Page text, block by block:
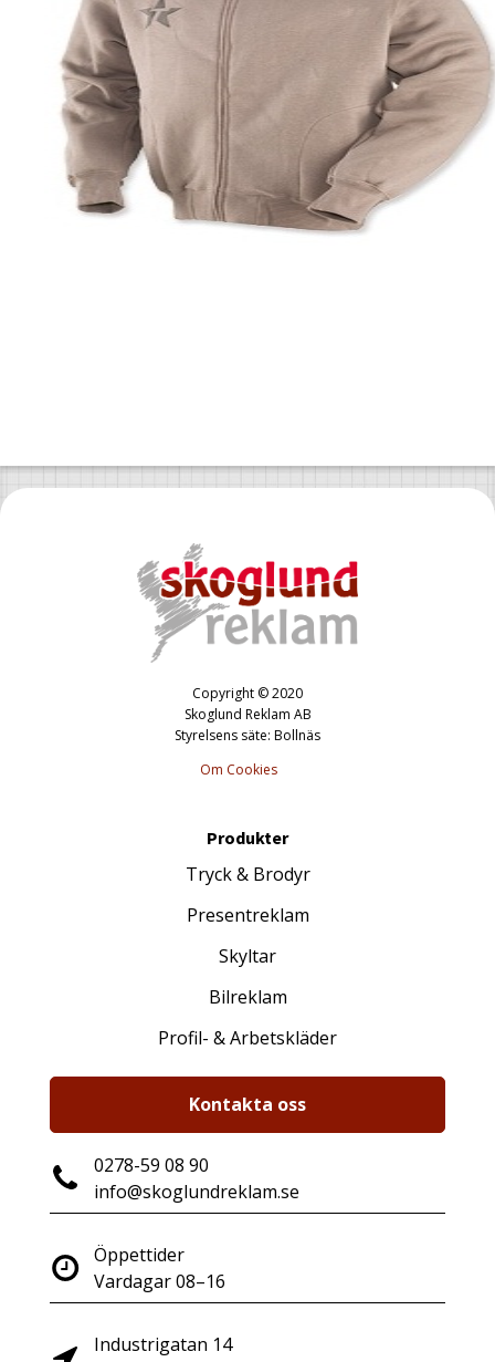
Copyright © 2020
Skoglund Reklam AB
Styrelsens säte: Bollnäs
Om Cookies
Produkter
Tryck & Brodyr
Presentreklam
Skyltar
Bilreklam
Profil- & Arbetskläder
Kontakta oss
0278-59 08 90
info@skoglundreklam.se
Öppettider
Vardagar 08–16
Industrigatan 14